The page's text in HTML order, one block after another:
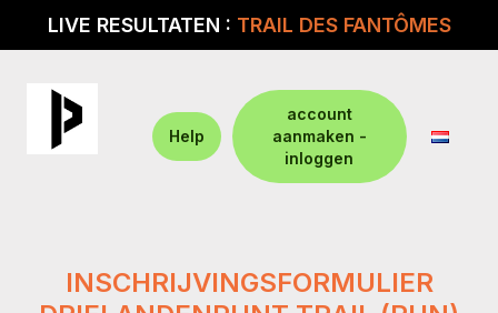
LIVE RESULTATEN : TRAIL DES FANTÔMES
Help
account
aanmaken -
inloggen
INSCHRIJVINGSFORMULIER